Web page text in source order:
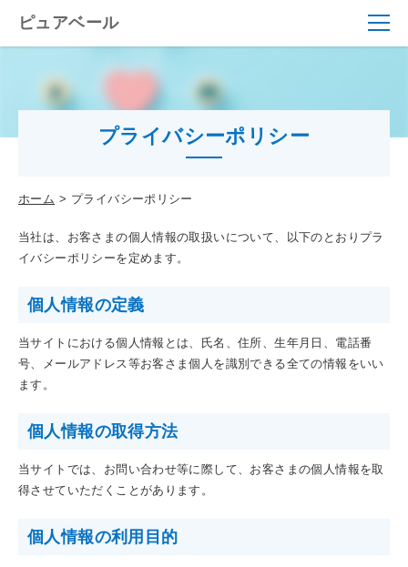
ピュアベール
プライバシーポリシー
ホーム プライバシーポリシー
当社は、お客さまの個人情報の取扱いについて、以下のとおりプラ
イバシーポリシーを定めます。
個人情報の定義
当サイトにおける個人情報とは、氏名、住所、生年月日、電話番
号、メールアドレス等お客さま個人を識別できる全ての情報をいい
ます。
個人情報の取得方法
当サイトでは、お問い合わせ等に際して、お客さまの個人情報を取
得させていただくことがあります。
個人情報の利用目的